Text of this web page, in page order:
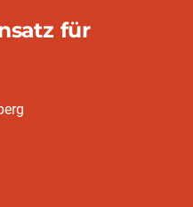
für